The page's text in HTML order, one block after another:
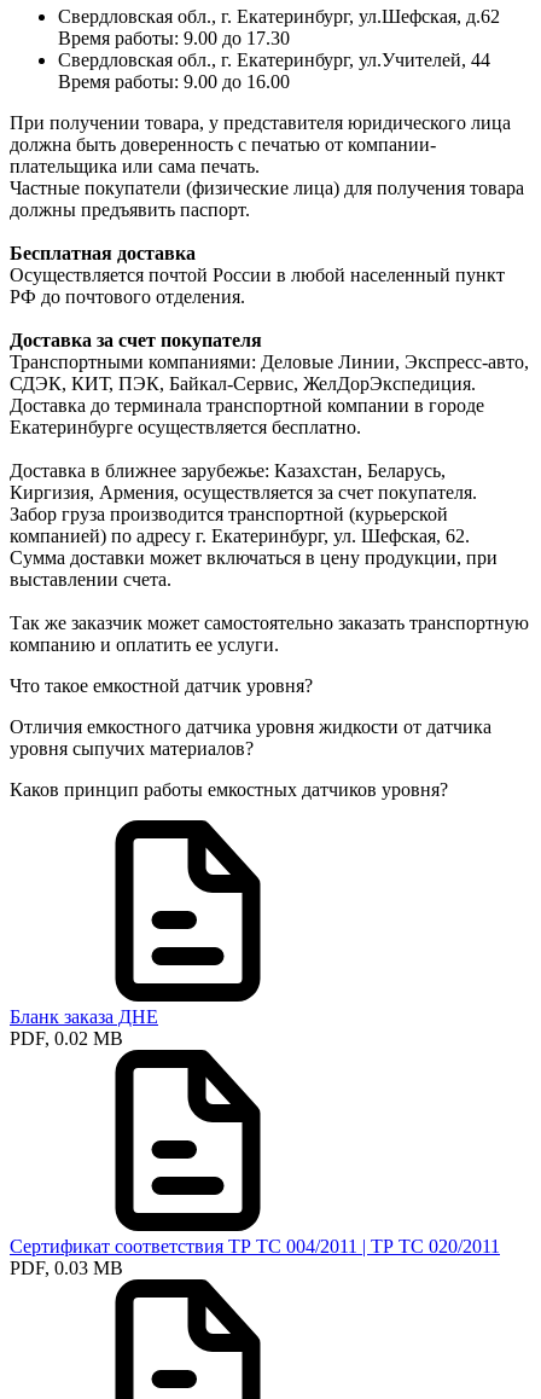
Свердловская обл., г. Екатеринбург, ул.Шефская, д.62
Время работы: 9.00 до 17.30
Свердловская обл., г. Екатеринбург, ул.Учителей, 44
Время работы: 9.00 до 16.00
При получении товара, у представителя юридического лица
должна быть доверенность с печатью от компании-
плательщика или сама печать.
Частные покупатели (физические лица) для получения товара
должны предъявить паспорт.
Бесплатная доставка
Осуществляется почтой России в любой населенный пункт
РФ до почтового отделения.
Доставка за счет покупателя
Транспортными компаниями: Деловые Линии, Экспресс-авто,
СДЭК, КИТ, ПЭК, Байкал-Сервис, ЖелДорЭкспедиция.
Доставка до терминала транспортной компании в городе
Екатеринбурге осуществляется бесплатно.
Доставка в ближнее зарубежье: Казахстан, Беларусь,
Киргизия, Армения, осуществляется за счет покупателя.
Забор груза производится транспортной (курьерской
компанией) по адресу г. Екатеринбург, ул. Шефская, 62.
Сумма доставки может включаться в цену продукции, при
выставлении счета.
Так же заказчик может самостоятельно заказать транспортную
компанию и оплатить ее услуги.
Что такое емкостной датчик уровня?
Отличия емкостного датчика уровня жидкости от датчика
уровня сыпучих материалов?
Каков принцип работы емкостных датчиков уровня?
Бланк заказа ДНЕ
PDF, 0.02 MB
Сертификат соответствия ТР ТС 004/2011 | ТР ТС 020/2011
PDF, 0.03 MB